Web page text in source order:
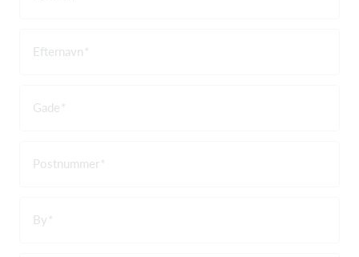
Efternavn
Gade
Postnummer
By